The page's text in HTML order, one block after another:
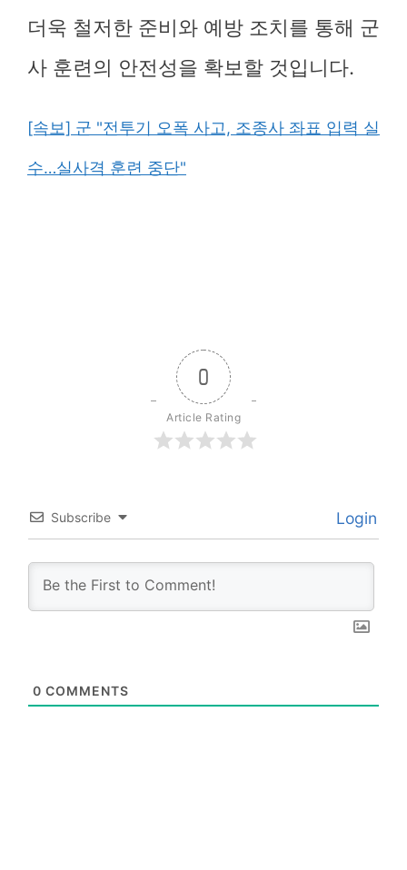
더욱 철저한 준비와 예방 조치를 통해 군
사 훈련의 안전성을 확보할 것입니다.
[속보] 군 "전투기 오폭 사고, 조종사 좌표 입력 실
수…실사격 훈련 중단"
0
Article Rating
Subscribe Login
0 COMMENTS